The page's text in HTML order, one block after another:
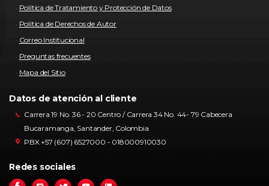
Política de Tratamiento y Protección de Datos
Política de Derechos de Autor
Correo Institucional
Preguntas frecuentes
Mapa del Sitio
Datos de atención al cliente
Carrera 19 No. 36 - 20 Centro / Carrera 34 No. 44- 79 Cabecera
Bucaramanga, Santander, Colombia
PBX +57 (607) 6527000 - 018000910030
Redes sociales